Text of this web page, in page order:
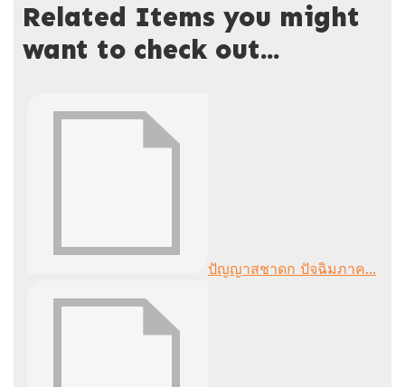
Related Items you might
want to check out...
ปัญญาสชาดก ปัจฉิมภาค...